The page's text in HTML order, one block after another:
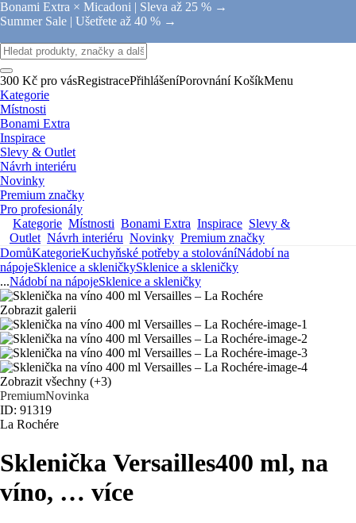
Bonami Extra × Micadoni | Sleva až 25 % →
Summer Sale | Ušetřete až 40 % →
300 Kč pro vásRegistracePřihlášeníPorovnání KošíkMenu
Kategorie
Místnosti
Bonami Extra
Inspirace
Slevy & Outlet
Návrh interiéru
Novinky
Premium značky
Pro profesionály
Kategorie Místnosti Bonami Extra Inspirace Slevy &
Outlet Návrh interiéru Novinky Premium značky
DomůKategorieKuchyňské potřeby a stolováníNádobí na
nápojeSklenice a skleničkySklenice a skleničky
...Nádobí na nápojeSklenice a skleničky
Zobrazit galerii
Zobrazit všechny (+3)
PremiumNovinka
ID: 91319
La Rochére
Sklenička Versailles400 ml, na
víno, … více